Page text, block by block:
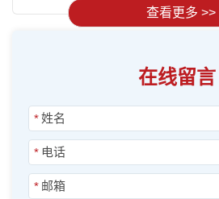
查看更多 >>
在线留言
*
*
*